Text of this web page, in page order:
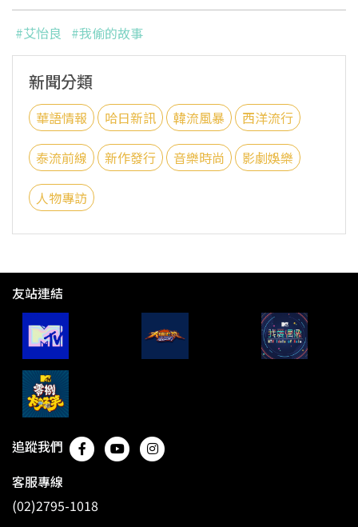
#艾怡良 #我偷的故事
新聞分類
華語情報 哈日新訊 韓流風暴 西洋流行
泰流前線 新作發行 音樂時尚 影劇娛樂
人物專訪
友站連結
追蹤我們
客服專線
(02)2795-1018